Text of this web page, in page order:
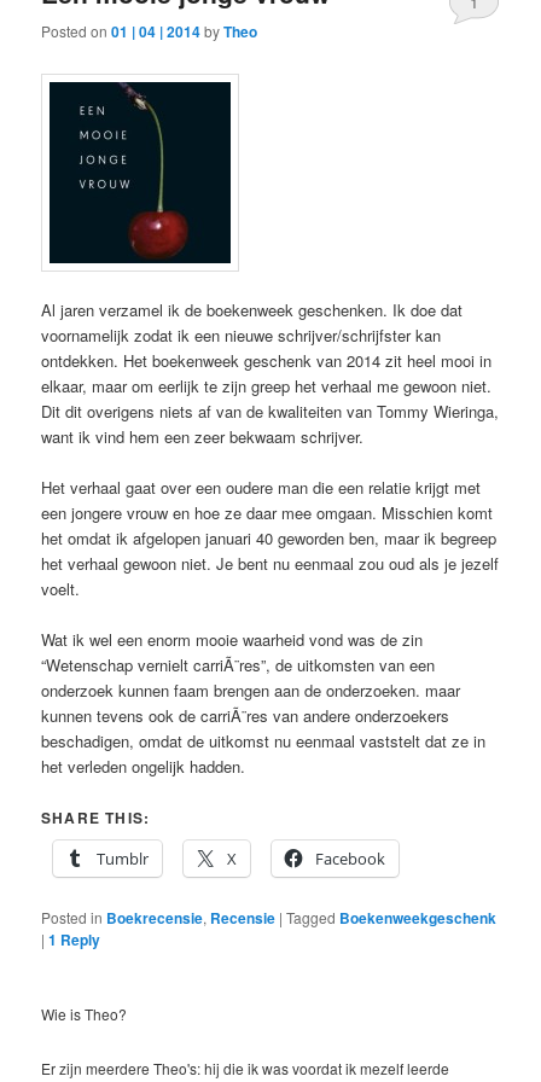
Posted on01 | 04 | 2014byTheo
Al jaren verzamel ik de boekenweek geschenken. Ik doe dat
voornamelijk zodat ik een nieuwe schrijver/schrijfster kan
ontdekken. Het boekenweek geschenk van 2014 zit heel mooi in
elkaar, maar om eerlijk te zijn greep het verhaal me gewoon niet.
Dit dit overigens niets af van de kwaliteiten van Tommy Wieringa,
want ik vind hem een zeer bekwaam schrijver.
Het verhaal gaat over een oudere man die een relatie krijgt met
een jongere vrouw en hoe ze daar mee omgaan. Misschien komt
het omdat ik afgelopen januari 40 geworden ben, maar ik begreep
het verhaal gewoon niet. Je bent nu eenmaal zou oud als je jezelf
voelt.
Wat ik wel een enorm mooie waarheid vond was de zin
“Wetenschap vernielt carriÃ¨res”, de uitkomsten van een
onderzoek kunnen faam brengen aan de onderzoeken. maar
kunnen tevens ook de carriÃ¨res van andere onderzoekers
beschadigen, omdat de uitkomst nu eenmaal vaststelt dat ze in
het verleden ongelijk hadden.
SHARE THIS:
Tumblr
X Facebook
Posted in Boekrecensie, Recensie |Tagged Boekenweekgeschenk
|1 Reply
Wie is Theo?
Er zijn meerdere Theo's: hij die ik was voordat ik mezelf leerde